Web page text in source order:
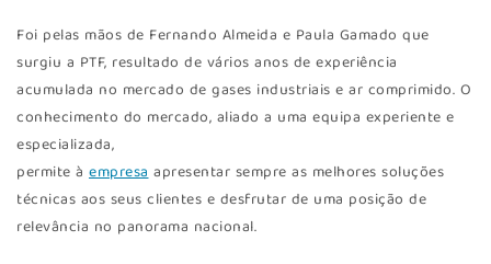
Foi pelas mãos de Fernando Almeida e Paula Gamado que
surgiu a PTF, resultado de vários anos de experiência
acumulada no mercado de gases industriais e ar comprimido. O
conhecimento do mercado, aliado a uma equipa experiente e
especializada,
permite à empresaapresentar sempre as melhores soluções
técnicas aos seus clientes e desfrutar de uma posição de
relevância no panorama nacional.